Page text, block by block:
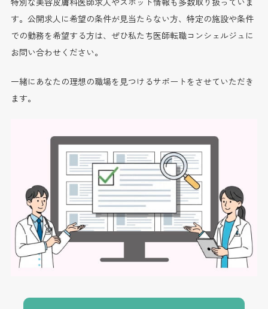
す。公開求人に希望の条件が見当たらない方、特定の施設や条件
での勤務を希望する方は、ぜひ私たち医師転職コンシェルジュに
お問い合わせください。
一緒にあなたの理想の職場を見つけるサポートをさせていただき
ます。